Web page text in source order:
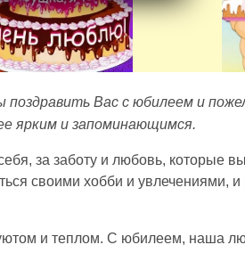
Вас с юбилеем и
ярким и запоминающимся.
за заботу и любовь,
своими хобби и увлечениями,
и теплом. С юбилеем, наша